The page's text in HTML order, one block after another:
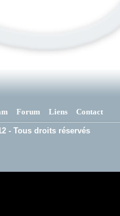
Forum Liens Contact
- Tous droits réservés